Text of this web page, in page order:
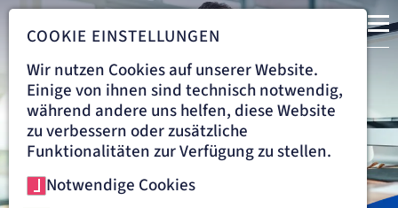
COOKIE EINSTELLUNGEN
Wir nutzen Cookies auf unserer Website.
Einige von ihnen sind technisch notwendig,
während andere uns helfen, diese Website
zu verbessern oder zusätzliche
Funktionalitäten zur Verfügung zu stellen.
Notwendige Cookies